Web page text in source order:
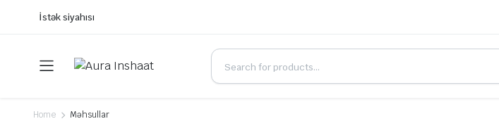
İstək siyahısı
Home Məhsullar